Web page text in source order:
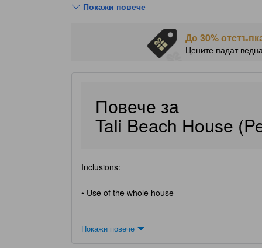
Покажи повече
До 30%
Цените падат
Повече за
Tali Beach House
Inclusions:
• Use of the whole house
Покажи повече